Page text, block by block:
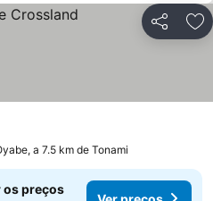
Partilhar
a 7.5 km de Tonami
os preços